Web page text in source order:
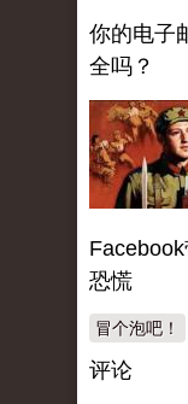
你的电子
全吗？
恐慌
冒个泡吧！
评论